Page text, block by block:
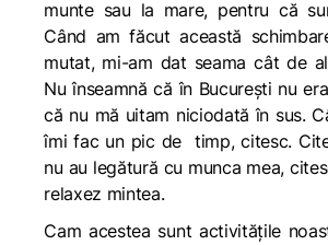
munte sau la mare, pentru că
Când am făcut această
mutat, mi-am dat seama cât de
Nu înseamnă că în București nu
că nu mă uitam niciodată în sus.
îmi fac un pic de timp, citesc.
nu au legătură cu munca mea,
relaxez mintea.
Cam acestea sunt activitățile